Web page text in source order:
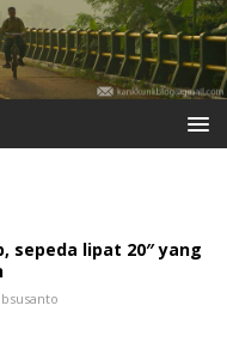
sepeda lipat 20″ yang